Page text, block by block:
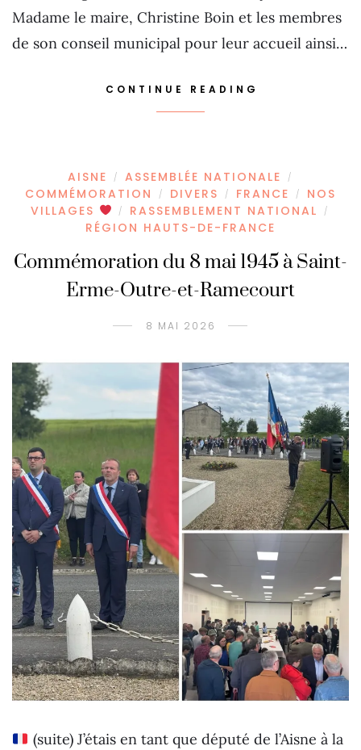
Madame le maire, Christine Boin et les membres
de son conseil municipal pour leur accueil ainsi…
CONTINUE READING
AISNE / ASSEMBLÉE NATIONALE /
COMMÉMORATION / DIVERS / FRANCE /
NOS
VILLAGES
/ RASSEMBLEMENT NATIONAL /
RÉGION HAUTS-DE-FRANCE
Commémoration du 8 mai 1945 à Saint-
Erme-Outre-et-Ramecourt
8 MAI 2026
(suite) J’étais en tant que député de l’Aisne à la